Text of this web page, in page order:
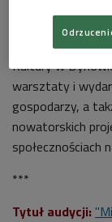
(zdj. ilustracyjne)
Seminarium
Kultury w
warsztaty i
gospodarzy, a
nowatorskich
społecznościach
***
Tytuł audycji: